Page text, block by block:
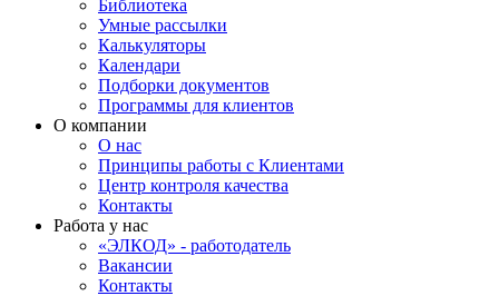
Библиотека
Умные рассылки
Калькуляторы
Календари
Подборки документов
Программы для клиентов
О компании
О нас
Принципы работы с Клиентами
Центр контроля качества
Контакты
Работа у нас
«ЭЛКОД» - работодатель
Вакансии
Контакты